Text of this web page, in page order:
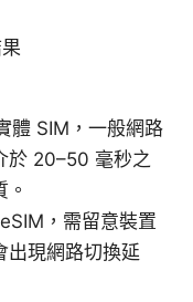
體 SIM，一般網路
於 20–50 毫秒之
，需留意裝置
出現網路切換延